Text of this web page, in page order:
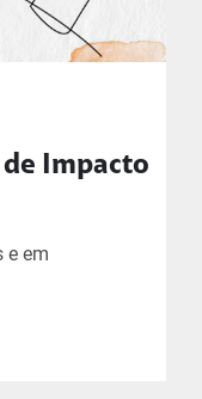
Impacto
e em